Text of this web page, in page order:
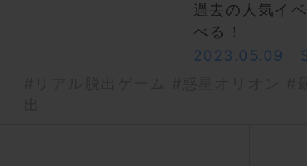
過去の人気イ
べる！
2023.05.09